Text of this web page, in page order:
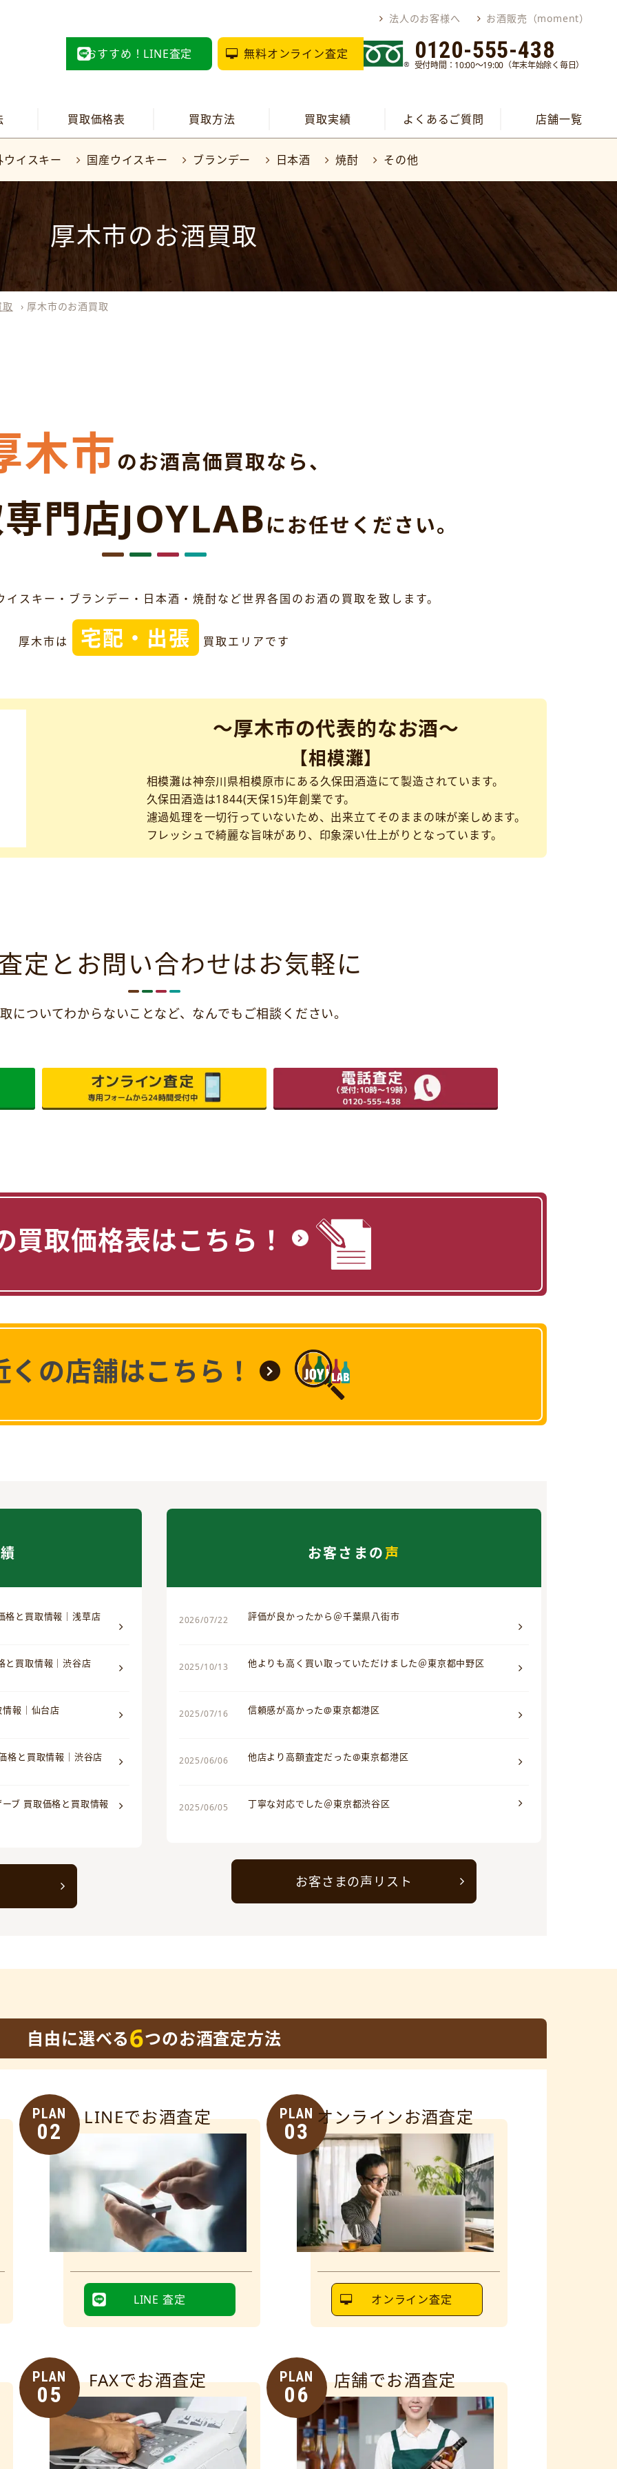
法人のお客様へ お酒販売（moment）
おすすめ！LINE査定 無料オンライン査定 0120-555-438
受付時間：10:00～19:00（年末年始除く毎日）
買取価格表 買取方法 買取実績 よくあるご質問 店舗一覧
ウイスキー 国産ウイスキー ブランデー 日本酒 焼酎 その他
厚木市のお酒買取
› 厚木市のお酒買取
木市のお酒高価買取なら、
門店JOYLABにお任せください。
スキー・ブランデー・日本酒・焼酎など世界各国のお酒の買取を致します。
厚木市は 宅配・出張 買取エリアです
～厚木市の代表的なお酒～
【相模灘】
相模灘は神奈川県相模原市にある久保田酒造にて製造されています。
久保田酒造は1844(天保15)年創業です。
濾過処理を一切行っていないため、出来立てそのままの味が楽しめます。
フレッシュで綺麗な旨味があり、印象深い仕上がりとなっています。
定とお問い合わせはお気軽に
についてわからないことなど、 なんでもご相談ください。
買取価格表はこちら！
くの店舗はこちら！
格と買取情報｜浅草店
と買取情報｜渋谷店
報｜仙台店
格と買取情報｜渋谷店
ブ 買取価格と買取情報
お客さまの声
2026/07/22 評価が良かったから＠千葉県八街市
2025/10/13 他よりも高く買い取っていただけました＠東京都中野区
2025/07/16 信頼感が高かった@東京都港区
2025/06/06 他店より高額査定だった@東京都港区
2025/06/05 丁寧な対応でした＠東京都渋谷区
お客さまの声リスト
自由に選べる6つのお酒査定方法
PLAN
02
LINEでお酒査定
LINE 査定
PLAN
03
オンラインお酒査定
オンライン査定
PLAN
05
FAXでお酒査定 PLAN
06
店舗でお酒査定